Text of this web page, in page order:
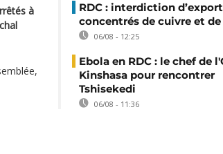
à
RDC : interdiction
concentrés de cuivre et
06/08 - 12:25
Ebola en RDC : le chef de
Kinshasa pour rencontrer
Tshisekedi
06/08 - 11:36